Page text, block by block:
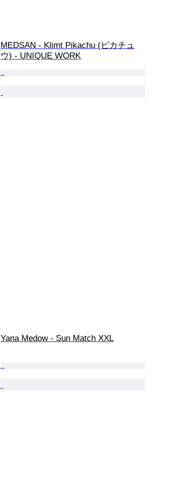
MEDSAN - Klimt Pikachu (ピカチュ
ウ) - UNIQUE WORK
Yana Medow - Sun Match XXL